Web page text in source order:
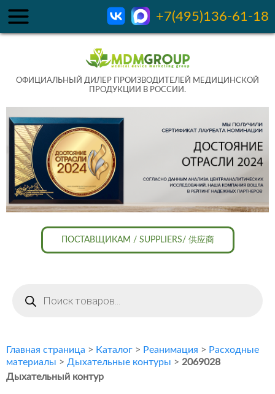
+7(495)136-61-18
ОФИЦИАЛЬНЫЙ ДИЛЕР ПРОИЗВОДИТЕЛЕЙ МЕДИЦИНСКОЙ
ПРОДУКЦИИ В РОССИИ.
ПОСТАВЩИКАМ / SUPPLIERS/ 供应商
товаров
Главная страница > Каталог > Реанимация > Расходные
материалы > Дыхательные контуры > 2069028
Дыхательный контур